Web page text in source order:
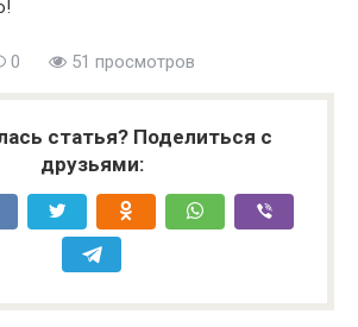
0 51 просмотров
статья? Поделиться с
друзьями: